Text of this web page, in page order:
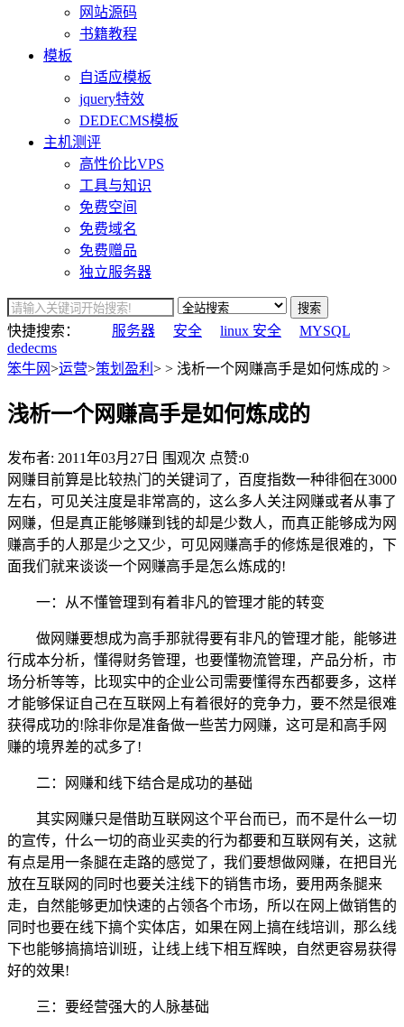
网站源码
书籍教程
模板
自适应模板
jquery特效
DEDECMS模板
主机测评
高性价比VPS
工具与知识
免费空间
免费域名
免费赠品
独立服务器
搜索
快捷搜索： 服务器 安全 linux 安全
MYSQL
dedecms
笨牛网>运营>策划盈利 > > 浅析一个网赚高手是如何炼成的 >
浅析一个网赚高手是如何炼成的
发布者: 2011年03月27日 围观次 点赞:0
网赚目前算是比较热门的关键词了，百度指数一种徘徊在3000
左右，可见关注度是非常高的，这么多人关注网赚或者从事了
网赚，但是真正能够赚到钱的却是少数人，而真正能够成为网
赚高手的人那是少之又少，可见网赚高手的修炼是很难的，下
面我们就来谈谈一个网赚高手是怎么炼成的!
一：从不懂管理到有着非凡的管理才能的转变
做网赚要想成为高手那就得要有非凡的管理才能，能够进
行成本分析，懂得财务管理，也要懂物流管理，产品分析，市
场分析等等，比现实中的企业公司需要懂得东西都要多，这样
才能够保证自己在互联网上有着很好的竞争力，要不然是很难
获得成功的!除非你是准备做一些苦力网赚，这可是和高手网
赚的境界差的忒多了!
二：网赚和线下结合是成功的基础
其实网赚只是借助互联网这个平台而已，而不是什么一切
的宣传，什么一切的商业买卖的行为都要和互联网有关，这就
有点是用一条腿在走路的感觉了，我们要想做网赚，在把目光
放在互联网的同时也要关注线下的销售市场，要用两条腿来
走，自然能够更加快速的占领各个市场，所以在网上做销售的
同时也要在线下搞个实体店，如果在网上搞在线培训，那么线
下也能够搞搞培训班，让线上线下相互辉映，自然更容易获得
好的效果!
三：要经营强大的人脉基础